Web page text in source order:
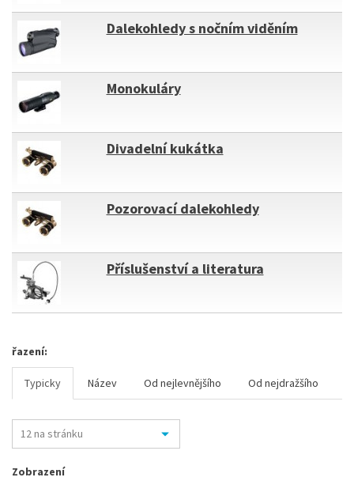
Dalekohledy s nočním viděním
Monokuláry
Divadelní kukátka
Pozorovací dalekohledy
Příslušenství a literatura
řazení:
Typicky Název Od nejlevnějšího Od nejdražšího
Zobrazení